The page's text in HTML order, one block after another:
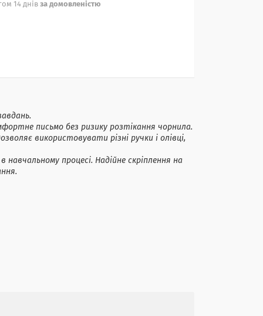
14 днів за домовленістю
письмо без ризику розтікання чорнила.
використовувати різні ручки і олівці,
процесі. Надійне скріплення на